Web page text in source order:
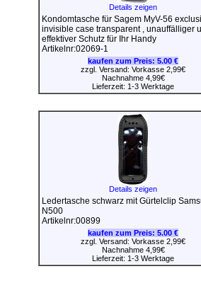
Details zeigen
Kondomtasche für Sagem MyV-56
invisible case transparent , unauffälliger
effektiver Schutz für Ihr Handy
Artikelnr:02069-1
kaufen zum Preis: 5.00 €
zzgl. Versand: Vorkasse 2,99€
Nachnahme 4,99€
Lieferzeit: 1-3 Werktage
Details zeigen
Ledertasche schwarz mit Gürtelclip
N500
Artikelnr:00899
kaufen zum Preis: 5.00 €
zzgl. Versand: Vorkasse 2,99€
Nachnahme 4,99€
Lieferzeit: 1-3 Werktage